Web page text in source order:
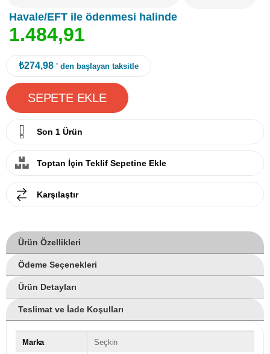
Havale/EFT ile ödenmesi halinde
1.484,91
₺274,98 ' den başlayan taksitle
Son 1 Ürün
Toptan İçin Teklif Sepetine Ekle
Karşılaştır
Ürün Özellikleri
Ödeme Seçenekleri
Ürün Detayları
Teslimat ve İade Koşulları
Marka Seçkin